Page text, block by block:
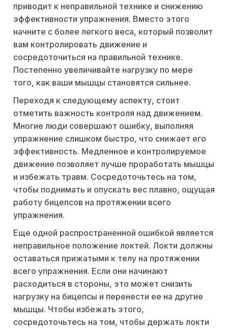
приводит к неправильной технике и снижению
эффективности упражнения. Вместо этого
начните с более легкого веса, который позволит
вам контролировать движение и
сосредоточиться на правильной технике.
Постепенно увеличивайте нагрузку по мере
того, как ваши мышцы становятся сильнее.
Переходя к следующему аспекту, стоит
отметить важность контроля над движением.
Многие люди совершают ошибку, выполняя
упражнение слишком быстро, что снижает его
эффективность. Медленное и контролируемое
движение позволяет лучше проработать мышцы
и избежать травм. Сосредоточьтесь на том,
чтобы поднимать и опускать вес плавно, ощущая
работу бицепсов на протяжении всего
упражнения.
Еще одной распространенной ошибкой является
неправильное положение локтей. Локти должны
оставаться прижатыми к телу на протяжении
всего упражнения. Если они начинают
расходиться в стороны, это может снизить
нагрузку на бицепсы и перенести ее на другие
мышцы. Чтобы избежать этого,
сосредоточьтесь на том, чтобы держать локти